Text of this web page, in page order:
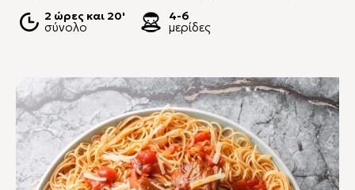
2 ώρες και 20'
σύνολο
4-6
μερίδες